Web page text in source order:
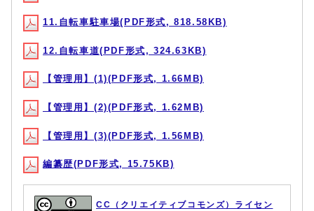
11.自転車駐車場(PDF形式, 818.58KB)
12.自転車道(PDF形式, 324.63KB)
【管理用】(1)(PDF形式, 1.66MB)
【管理用】(2)(PDF形式, 1.62MB)
【管理用】(3)(PDF形式, 1.56MB)
編纂歴(PDF形式, 15.75KB)
CC（クリエイティブコモンズ）ライセン